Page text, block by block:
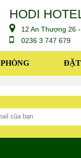
HODI
12 An Thượng 26
0236 3 747 679
PHÒNG ĐẶT